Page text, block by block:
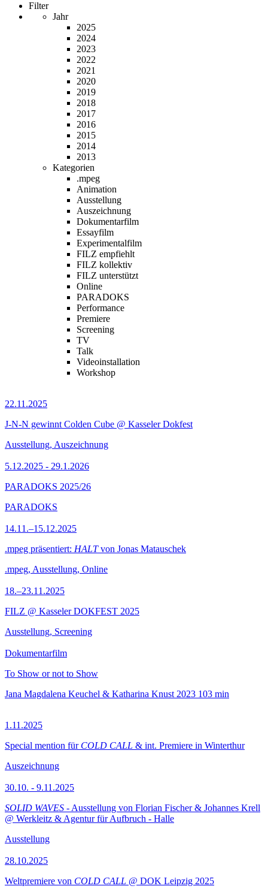
Filter
Jahr
2025
2024
2023
2022
2021
2020
2019
2018
2017
2016
2015
2014
2013
Kategorien
.mpeg
Animation
Ausstellung
Auszeichnung
Dokumentarfilm
Essayfilm
Experimentalfilm
FILZ empfiehlt
FILZ kollektiv
FILZ unterstützt
Online
PARADOKS
Performance
Premiere
Screening
TV
Talk
Videoinstallation
Workshop
22.11.2025
J-N-N gewinnt Colden Cube @ Kasseler Dokfest
Ausstellung, Auszeichnung
5.12.2025 - 29.1.2026
PARADOKS 2025/26
PARADOKS
14.11.–15.12.2025
.mpeg präsentiert: HALTvon Jonas Matauschek
.mpeg, Ausstellung, Online
18.–23.11.2025
FILZ @ Kasseler DOKFEST 2025
Ausstellung, Screening
Dokumentarfilm
To Show or not to Show
Jana Magdalena Keuchel & Katharina Knust 2023 103 min
1.11.2025
Special mention für COLD CALL & int. Premiere in Winterthur
Auszeichnung
30.10. - 9.11.2025
SOLID WAVES - Ausstellung von Florian Fischer & Johannes Krell
@ Werkleitz & Agentur für Aufbruch - Halle
Ausstellung
28.10.2025
Weltpremiere von COLD CALL @ DOK Leipzig 2025